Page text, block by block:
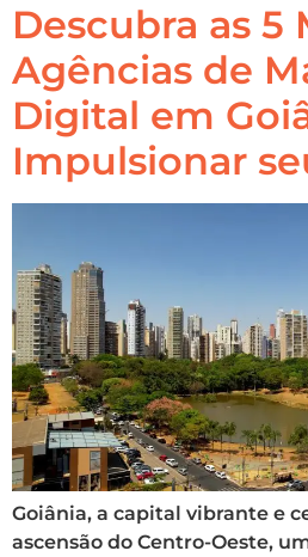
Descubra as 5
Agências de
Digital em
Impulsionar
Goiânia, a capital vibrante e
ascensão do Centro-Oeste,